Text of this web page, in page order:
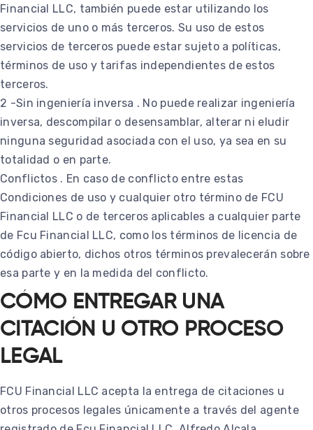
Financial LLC, también puede estar utilizando los
servicios de uno o más terceros. Su uso de estos
servicios de terceros puede estar sujeto a políticas,
términos de uso y tarifas independientes de estos
terceros.
2 -Sin ingeniería inversa . No puede realizar ingeniería
inversa, descompilar o desensamblar, alterar ni eludir
ninguna seguridad asociada con el uso, ya sea en su
totalidad o en parte.
Conflictos . En caso de conflicto entre estas
Condiciones de uso y cualquier otro término de FCU
Financial LLC o de terceros aplicables a cualquier parte
de Fcu Financial LLC, como los términos de licencia de
código abierto, dichos otros términos prevalecerán sobre
esa parte y en la medida del conflicto.
CÓMO ENTREGAR UNA
CITACIÓN U OTRO PROCESO
LEGAL
FCU Financial LLC acepta la entrega de citaciones u
otros procesos legales únicamente a través del agente